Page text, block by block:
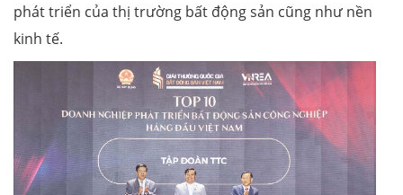
phát triển của thị trường bất động sản cũng như nền
kinh tế.